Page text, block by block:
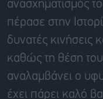
ανασχηματισμός
πέρασε στην
δυνατές κινήσεις
καθώς τη θέση
αναλαμβάνει ο
έχει πάρει καλό